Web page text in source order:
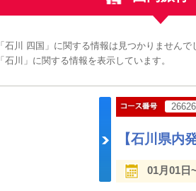
「石川 四国」に関する情報は見つかりませんで
「石川」に関する情報を表示しています。
【石川県内
01月01日